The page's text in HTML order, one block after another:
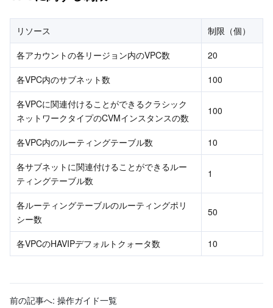
リソース
制限（個）
各アカウントの各リージョン内のVPC数
20
各VPC内のサブネット数
100
各VPCに関連付けることができるクラシック
ネットワークタイプのCVMインスタンスの数
100
各VPC内のルーティングテーブル数
10
各サブネットに関連付けることができるルー
ティングテーブル数
1
各ルーティングテーブルのルーティングポリ
シー数
50
各VPCのHAVIPデフォルトクォータ数 10
前の記事へ: 操作ガイド一覧